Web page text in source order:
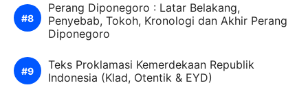
Perang Diponegoro : Latar Belakang,
Penyebab, Tokoh, Kronologi dan Akhir Perang
Diponegoro
Teks Proklamasi Kemerdekaan Republik
Indonesia (Klad, Otentik & EYD)